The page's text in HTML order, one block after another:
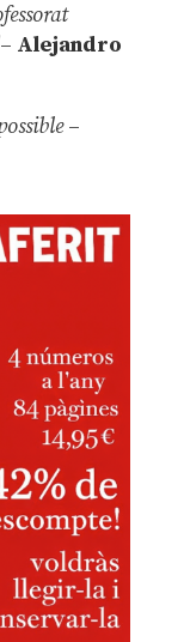
– Alejandro
–